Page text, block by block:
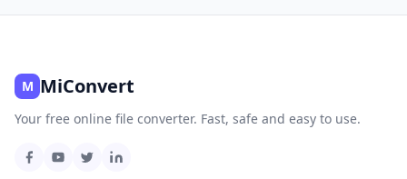
M MiConvert
Your free online file converter. Fast, safe and easy to use.